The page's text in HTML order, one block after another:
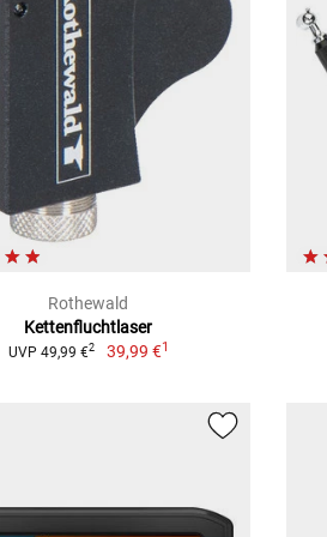
Rothewald
Kettenfluchtlaser
UVP 49,99 €2 39,99 €1